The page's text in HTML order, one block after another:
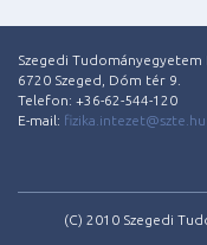
Szegedi Tudományegyetem
6720 Szeged, Dóm tér 9.
Telefon: +36-62-544-120
E-mail: fizika.intezet@szte.hu
(C) 2010 Szegedi